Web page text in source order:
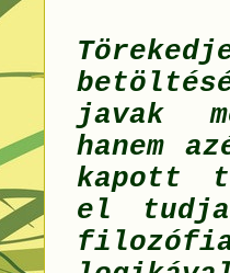
javak
hanem
kapott
el